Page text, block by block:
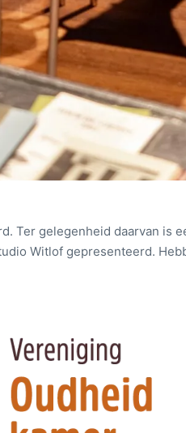
Ter gelegenheid daarvan
Witlof gepresenteerd.